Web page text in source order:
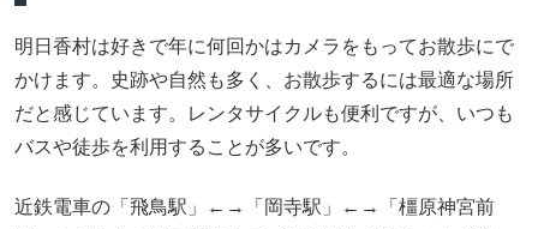
明日香村は好きで年に何回かはカメラをもってお散歩にで
かけます。史跡や自然も多く、お散歩するには最適な場所
だと感じています。レンタサイクルも便利ですが、いつも
バスや徒歩を利用することが多いです。
近鉄電車の「飛鳥駅」←→「岡寺駅」←→「橿原神宮前